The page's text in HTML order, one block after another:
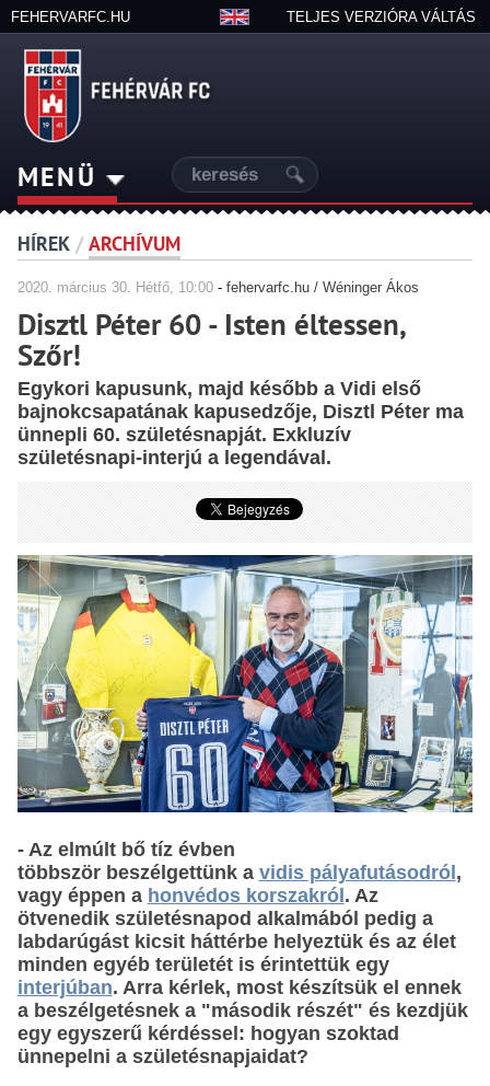
FEHERVARFC.HU TELJES VERZIÓRA VÁLTÁS
MENÜ
HÍREK / ARCHÍVUM
2020. március 30. Hétfő, 10:00- fehervarfc.hu / Wéninger Ákos
Disztl Péter 60 - Isten éltessen,
Szőr!
Egykori kapusunk, majd később a Vidi első
bajnokcsapatának kapusedzője, Disztl Péter ma
ünnepli 60. születésnapját. Exkluzív
születésnapi-interjú a legendával.
- Az elmúlt bő tíz évben
többször beszélgettünk a vidis pályafutásodról,
vagy éppen a honvédos korszakról. Az
ötvenedik születésnapod alkalmából pedig a
labdarúgást kicsit háttérbe helyeztük és az élet
minden egyéb területét is érintettük egy
interjúban. Arra kérlek, most készítsük el ennek
a beszélgetésnek a "második részét" és kezdjük
egy egyszerű kérdéssel: hogyan szoktad
ünnepelni a születésnapjaidat?